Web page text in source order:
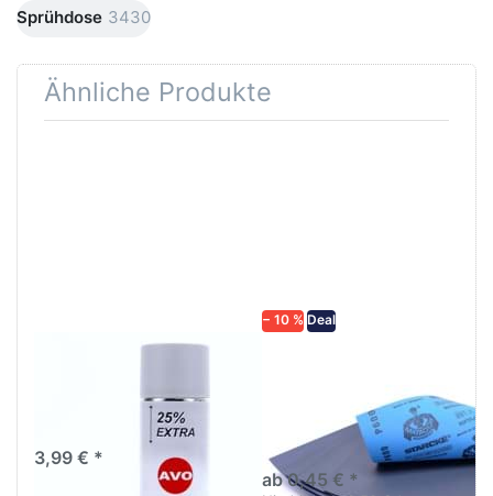
Sprühdose 3430
Ähnliche Produkte
3,99 € *
− 10 % Deal
diversen Körnungen
Nass-Schleifpapier zur nass
und trocken anwendung
ab 0,45 € *